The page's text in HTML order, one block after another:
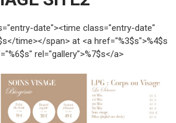
date"><time class="entry-date"
time></span> at <a href="%3$s">%4$s
rel="gallery">%7$s</a>